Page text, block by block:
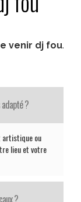
venir dj fou.
?
artistique ou
lieu et votre
?